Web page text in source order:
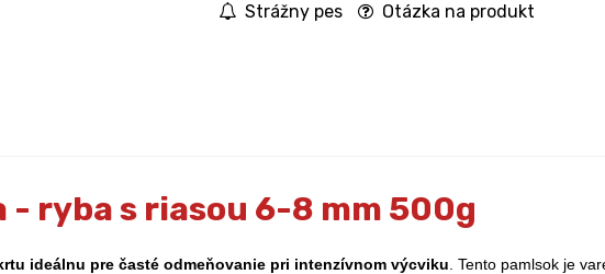
Strážny pes Otázka na produkt
- ryba s riasou 6-8 mm 500g
ideálnu pre časté odmeňovanie pri intenzívnom výcviku . Tento pamlsok je